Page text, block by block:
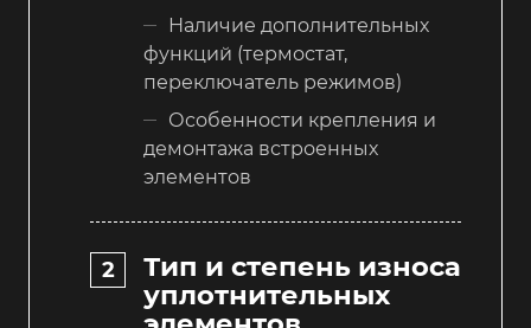
Наличие дополнительных
функций (термостат,
переключатель режимов)
Особенности крепления и
демонтажа встроенных
элементов
Тип и степень износа
уплотнительных